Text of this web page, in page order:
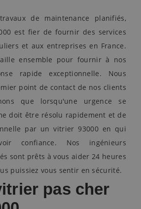
de maintenance planifiés,
est fier de fournir des services
et aux entreprises en France.
ensemble pour fournir à nos
rapide exceptionnelle. Nous
point de contact de nos clients
que lorsqu'une urgence se
doit être résolu rapidement et de
par un vitrier 93000 en qui
confiance. Nos ingénieurs
sont prêts à vous aider 24 heures
puissiez vous sentir en sécurité.
pas cher